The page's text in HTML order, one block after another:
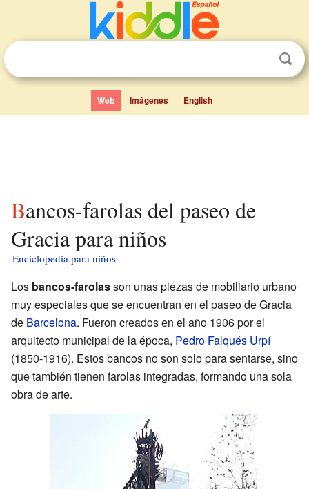
Web Imágenes English
Bancos-farolas del paseo de
Gracia para niños
Enciclopedia para niños
Los bancos-farolasson unas piezas de mobiliario urbano
muy especiales que se encuentran en el paseo de Gracia
de Barcelona. Fueron creados en el año 1906 por el
arquitecto municipal de la época, Pedro Falqués Urpí
(1850-1916). Estos bancos no son solo para sentarse, sino
que también tienen farolas integradas, formando una sola
obra de arte.